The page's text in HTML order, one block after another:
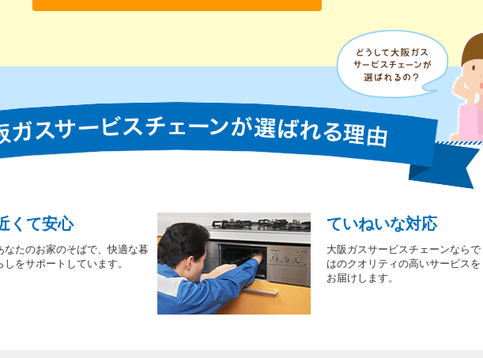
くて安心
なたのお家のそばで、快適な暮
しをサポートしています。
ていねいな対応
大阪ガスサービスチェーンならで
はのクオリティの高いサービスを
お届けします。